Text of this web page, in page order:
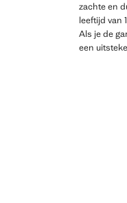
zachte en
leeftijd van
Als je de
een